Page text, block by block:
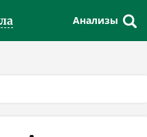
Анализы